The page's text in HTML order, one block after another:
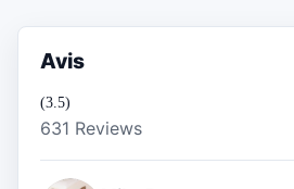
Avis
(3.5)
631 Reviews